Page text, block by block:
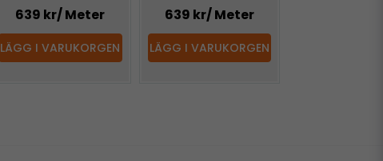
639 kr/ Meter
LÄGG I VARUKORGEN
639 kr/ Meter
LÄGG I VARUKORGEN